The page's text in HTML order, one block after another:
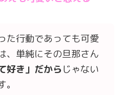
た行動であっても可愛
、単純にその旦那さん
好き」だから じゃない